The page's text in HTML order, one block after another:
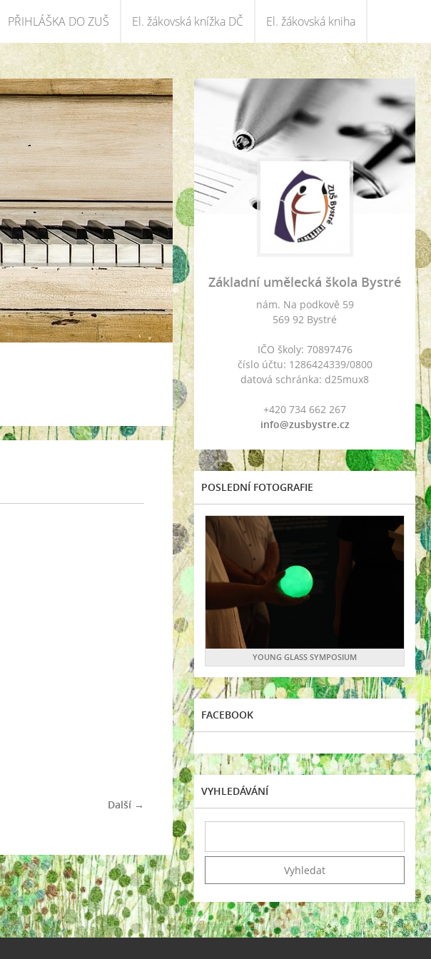
PŘIHLÁŠKA DO ZUŠ El. žákovská knížka DČ El. žákovská kniha
Další →
Základní umělecká škola Bystré
nám. Na podkově 59
569 92 Bystré
IČO školy: 70897476
číslo účtu: 1286424339/0800
datová schránka: d25mux8
+420 734 662 267
info@zusbystre.cz
POSLEDNÍ FOTOGRAFIE
YOUNG GLASS SYMPOSIUM
FACEBOOK
VYHLEDÁVÁNÍ